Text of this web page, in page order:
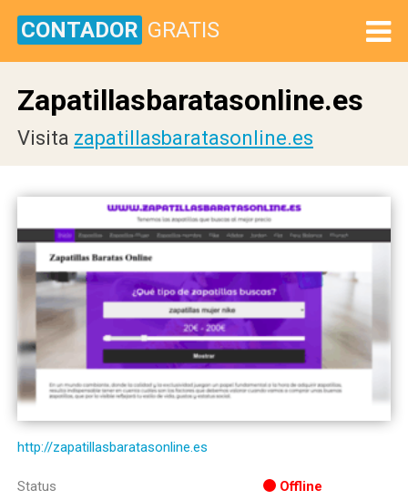
CONTADOR GRATIS
Zapatillasbaratasonline.es
Visita zapatillasbaratasonline.es
http://zapatillasbaratasonline.es
Status Offline